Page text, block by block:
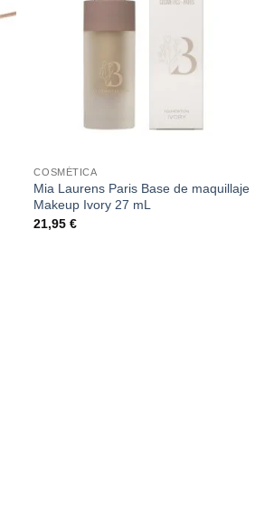
COSMÉTICA
Mia Laurens Paris Base de maquillaje
Makeup Ivory 27 mL
21,95€